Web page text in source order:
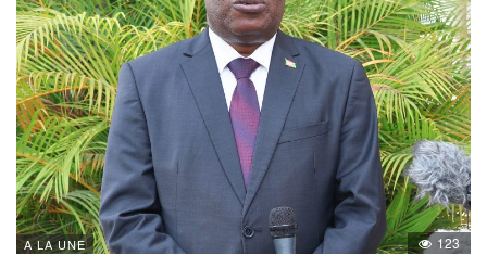
A LA UNE 123